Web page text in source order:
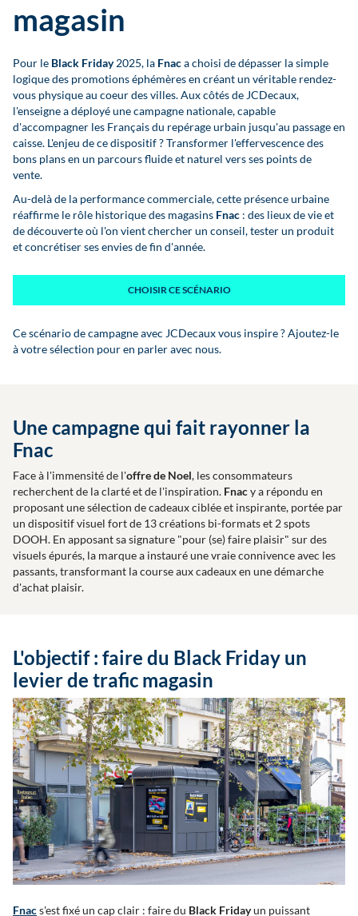
magasin
Pour le Black Friday2025, la Fnaca choisi de dépasser la simple
logique des promotions éphémères en créant un véritable rendez-
vous physique au coeur des villes. Aux côtés de JCDecaux,
l'enseigne a déployé une campagne nationale, capable
d'accompagner les Français du repérage urbain jusqu'au passage en
caisse. L'enjeu de ce dispositif ? Transformer l'effervescence des
bons plans en un parcours fluide et naturel vers ses points de
vente.
Au-delà de la performance commerciale, cette présence urbaine
réaffirme le rôle historique des magasins Fnac : des lieux de vie et
de découverte où l'on vient chercher un conseil, tester un produit
et concrétiser ses envies de fin d'année.
CHOISIR CE SCÉNARIO
Ce scénario de campagne avec JCDecaux vous inspire ? Ajoutez-le
à votre sélection pour en parler avec nous.
Une campagne qui fait rayonner la
Fnac
Face à l'immensité de l'offre de Noel, les consommateurs
recherchent de la clarté et de l'inspiration. Fnacy a répondu en
proposant une sélection de cadeaux ciblée et inspirante, portée par
un dispositif visuel fort de 13 créations bi-formats et 2 spots
DOOH. En apposant sa signature "pour (se) faire plaisir" sur des
visuels épurés, la marque a instauré une vraie connivence avec les
passants, transformant la course aux cadeaux en une démarche
d'achat plaisir.
L'objectif : faire du Black Friday un
levier de trafic magasin
Fnacs'est fixé un cap clair : faire du Black Fridayun puissant